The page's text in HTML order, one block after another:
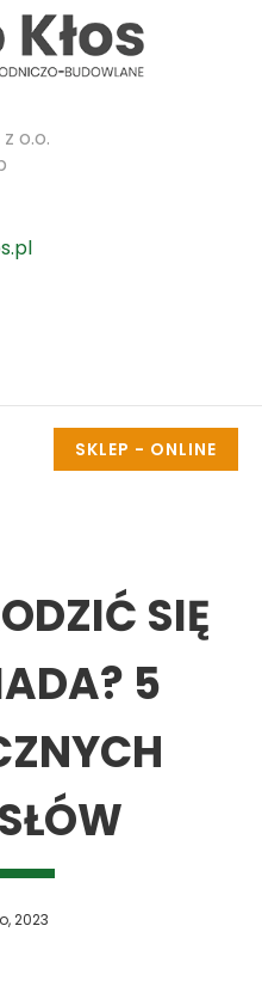
o.o.
SKLEP - ONLINE
SIĘ
5
2023